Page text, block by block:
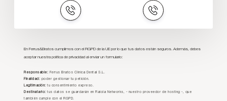
En Ferrus&Bratos cumplimos con el RGPD de la UE por lo que tus datos están seguros. Además, debes
aceptar nuestra política de privacidad al enviar un formulario:
Responsable: Ferrus Bratos Clínica Dental S.L.
Finalidad: poder gestionar tu petición.
Legitimación: tu consentimiento expreso.
Destinatario: tus datos se guardarán en Raiola Networks, - nuestro proveedor de hosting -, que
también cumple con el RGPD.